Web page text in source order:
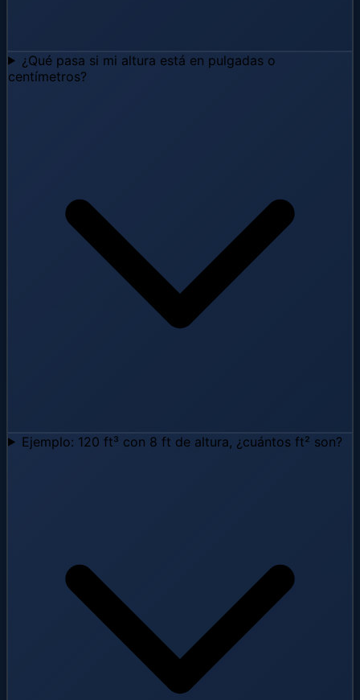
¿Qué pasa si mi altura está en pulgadas o
centímetros?
Ejemplo: 120 ft³ con 8 ft de altura, ¿cuántos ft² son?